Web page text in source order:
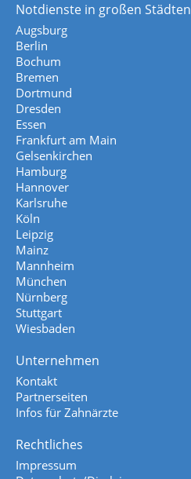
Notdienste in großen Städten
Augsburg
Berlin
Bochum
Bremen
Dortmund
Dresden
Essen
Frankfurt am Main
Gelsenkirchen
Hamburg
Hannover
Karlsruhe
Köln
Leipzig
Mainz
Mannheim
München
Nürnberg
Stuttgart
Wiesbaden
Unternehmen
Kontakt
Partnerseiten
Infos für Zahnärzte
Rechtliches
Impressum